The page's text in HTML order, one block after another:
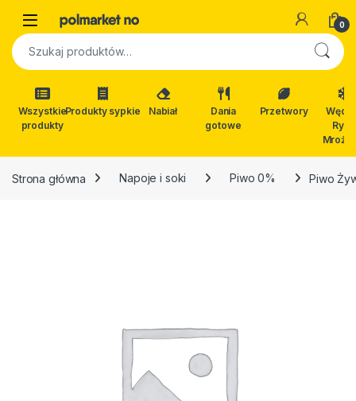
Open 0
Szukaj:
Wszystkie
produkty
Produkty sypkie Nabiał
Dania
gotowe
Przetwory
Ryby
Strona główna Napoje i soki Piwo 0% Piwo